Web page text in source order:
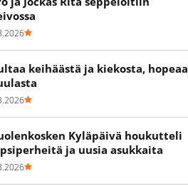
keihäästä ja kiekosta, hopeaa
Kyläpäivä houkutteli
ja uusia asukkaita